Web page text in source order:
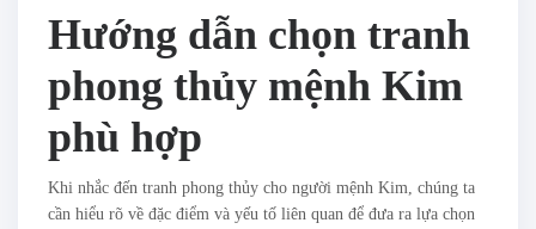
Hướng dẫn chọn tranh
phong thủy mệnh Kim
phù hợp
Khi nhắc đến tranh phong thủy cho người mệnh Kim, chúng ta
cần hiểu rõ về đặc điểm và yếu tố liên quan để đưa ra lựa chọn